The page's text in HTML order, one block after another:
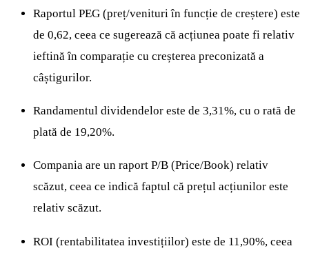
Raportul PEG (preț/venituri în funcție de creștere) este
de 0,62, ceea ce sugerează că acțiunea poate fi relativ
ieftină în comparație cu creșterea preconizată a
câștigurilor.
Randamentul dividendelor este de 3,31%, cu o rată de
plată de 19,20%.
Compania are un raport P/B (Price/Book) relativ
scăzut, ceea ce indică faptul că prețul acțiunilor este
relativ scăzut.
ROI (rentabilitatea investițiilor) este de 11,90%, ceea